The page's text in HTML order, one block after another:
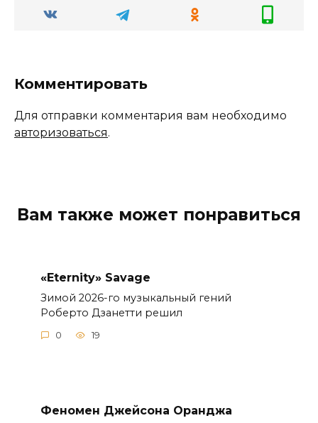
Комментировать
Для отправки комментария вам необходимо
авторизоваться.
Вам также может понравиться
«Eternity» Savage
Зимой 2026-го музыкальный гений
Роберто Дзанетти решил
0 19
Феномен Джейсона Оранджа